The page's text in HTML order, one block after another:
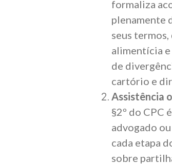
formaliza
plenamente
seus
alimentícia
de
cartório e
Assistência
§2º do CPC
advogado
cada etapa
sobre